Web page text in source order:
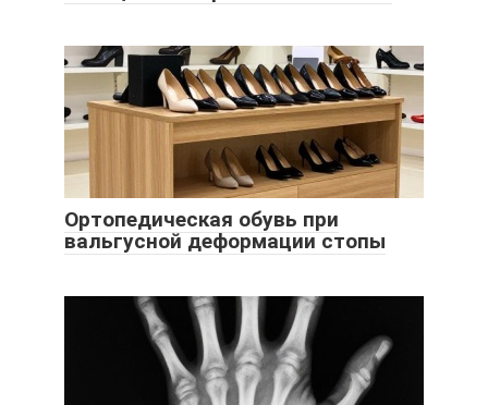
Ортопедическая обувь при
вальгусной деформации стопы